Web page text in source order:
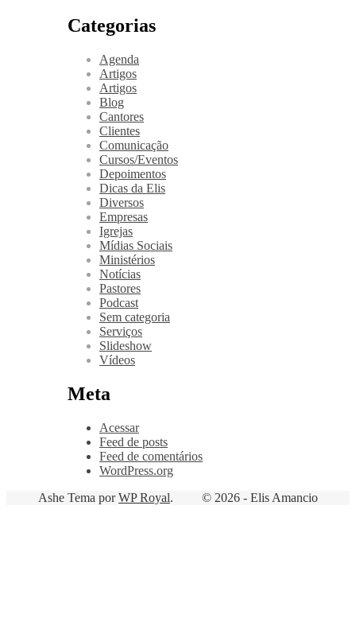
Categorias
Agenda
Artigos
Artigos
Blog
Cantores
Clientes
Comunicação
Cursos/Eventos
Depoimentos
Dicas da Elis
Diversos
Empresas
Igrejas
Mídias Sociais
Ministérios
Notícias
Pastores
Podcast
Sem categoria
Serviços
Slideshow
Vídeos
Meta
Acessar
Feed de posts
Feed de comentários
WordPress.org
© 2026 - Elis Amancio
Ashe Tema porWP Royal.